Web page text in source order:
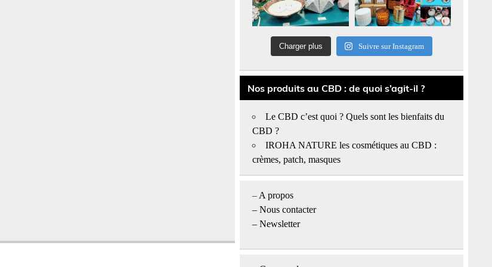
Charger plus Suivre sur Instagram
Nos produits au CBD : de quoi s’agit-il ?
Le CBD c’est quoi ? Quels sont les bienfaits du
CBD ?
IROHA NATURE les cosmétiques au CBD :
crèmes, patch, masques
– A propos
–Nous contacter
– Newsletter